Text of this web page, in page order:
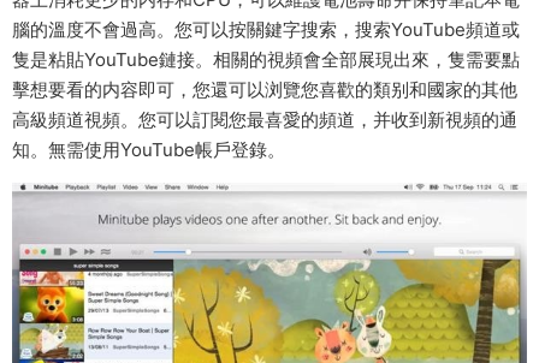
腦的溫度不會過高。您可以按關鍵字搜索，搜索YouTube頻道或
隻是粘貼YouTube鏈接。相關的視頻會全部展現出來，隻需要點
擊想要看的内容即可，您還可以浏覽您喜歡的類别和國家的其他
高級頻道視頻。您可以訂閱您最喜愛的頻道，并收到新視頻的通
知。無需使用YouTube帳戶登錄。